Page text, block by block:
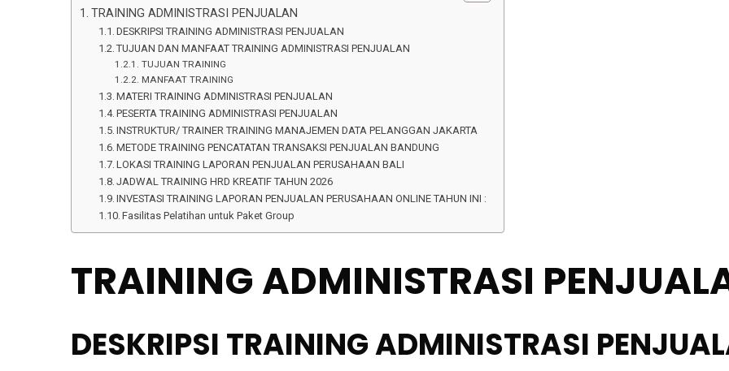
TRAINING ADMINISTRASI PENJUALAN
DESKRIPSI TRAINING ADMINISTRASI PENJUALAN
TUJUAN DAN MANFAAT TRAINING ADMINISTRASI PENJUALAN
TUJUAN TRAINING
MANFAAT TRAINING
MATERI TRAINING ADMINISTRASI PENJUALAN
PESERTA TRAINING ADMINISTRASI PENJUALAN
INSTRUKTUR/ TRAINER TRAINING MANAJEMEN DATA PELANGGAN JAKARTA
METODE TRAINING PENCATATAN TRANSAKSI PENJUALAN BANDUNG
LOKASI TRAINING LAPORAN PENJUALAN PERUSAHAAN BALI
JADWAL TRAINING HRD KREATIF TAHUN 2026
INVESTASI TRAINING LAPORAN PENJUALAN PERUSAHAAN ONLINE TAHUN INI :
Fasilitas Pelatihan untuk Paket Group
TRAINING ADMINISTRASI
DESKRIPSI TRAINING ADMINISTRASI